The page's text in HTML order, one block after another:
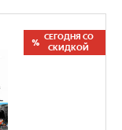
СЕГОДНЯ СО
СКИДКОЙ